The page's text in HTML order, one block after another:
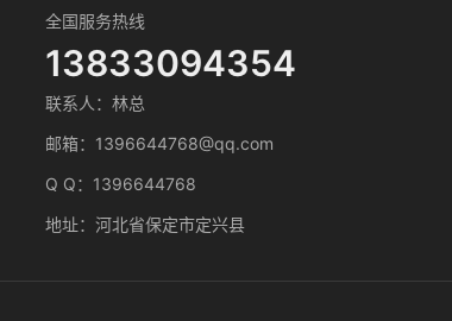
全国服务热线
13833094354
联系人：林总
邮箱：1396644768@qq.com
Q Q：1396644768
地址：河北省保定市定兴县